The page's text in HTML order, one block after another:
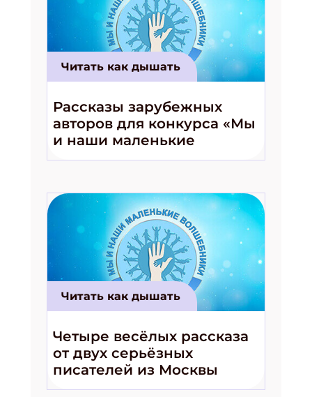
Читать как дышать
Рассказы зарубежных
авторов для конкурса «Мы
и наши маленькие
волшебники!»
Читать как дышать
Четыре весёлых рассказа
от двух серьёзных
писателей из Москвы
Подпишись на рассылку
Получи электронный "Классный журнал" в
Укажите Ваш Email
ПОДПИСАТЬСЯ